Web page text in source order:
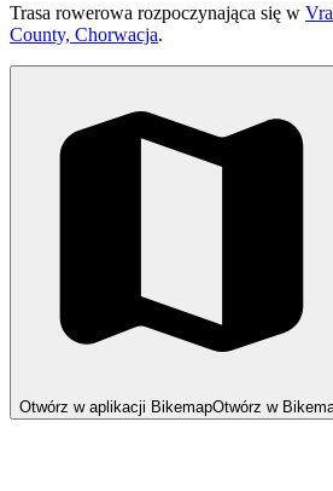
Trasa rowerowa rozpoczynająca się w
County, Chorwacja.
Otwórz w aplikacji BikemapOtwórz w